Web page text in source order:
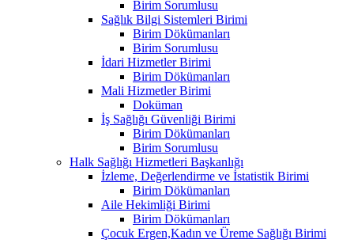
Birim Sorumlusu
Sağlık Bilgi Sistemleri Birimi
Birim Dökümanları
Birim Sorumlusu
İdari Hizmetler Birimi
Birim Dökümanları
Mali Hizmetler Birimi
Doküman
İş Sağlığı Güvenliği Birimi
Birim Dökümanları
Birim Sorumlusu
Halk Sağlığı Hizmetleri Başkanlığı
İzleme, Değerlendirme ve İstatistik Birimi
Birim Dökümanları
Aile Hekimliği Birimi
Birim Dökümanları
Çocuk Ergen,Kadın ve Üreme Sağlığı Birimi